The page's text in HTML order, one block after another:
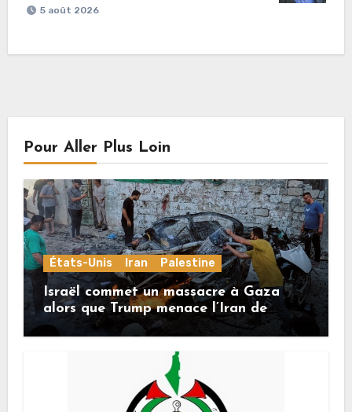
5 août 2026
Pour Aller Plus Loin
États-Unis Iran Palestine
Israël commet un massacre à Gaza
alors que Trump menace l’Iran de
«décapitation»